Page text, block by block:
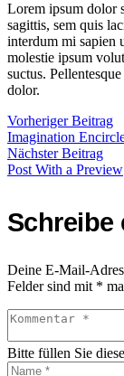
Lorem ipsum dolor
sagittis, sem quis
interdum mi sapien
molestie ipsum
suctus.
dolor.
Vorheriger Beitrag
Imagination
Nächster Beitrag
Post With a Preview
Schreibe
Deine E-Mail-
Felder sind mit *
Bitte füllen Sie